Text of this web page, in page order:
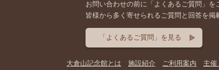
お問い合わせの前に「よくあるご質問」を
皆様から多く寄せられるご質問と回答を掲
「よくあるご質問」を見る
大倉山記念館とは 施設紹介 ご利用案内 主催